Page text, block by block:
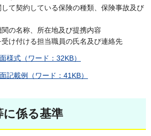
して契約している保険の種類、保険事故及び
の名称、所在地及び提携内容
け付ける担当職員の氏名及び連絡先
様式（ワード：32KB）
記載例（ワード：41KB）
に係る基準